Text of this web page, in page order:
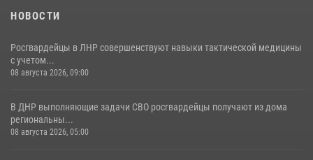
НОВОСТИ
Росгвардейцы в ЛНР совершенствуют навыки тактической медицины
с учетом...
08 августа 2026, 09:00
В ДНР выполняющие задачи СВО росгвардейцы получают из дома
региональны...
08 августа 2026, 05:00